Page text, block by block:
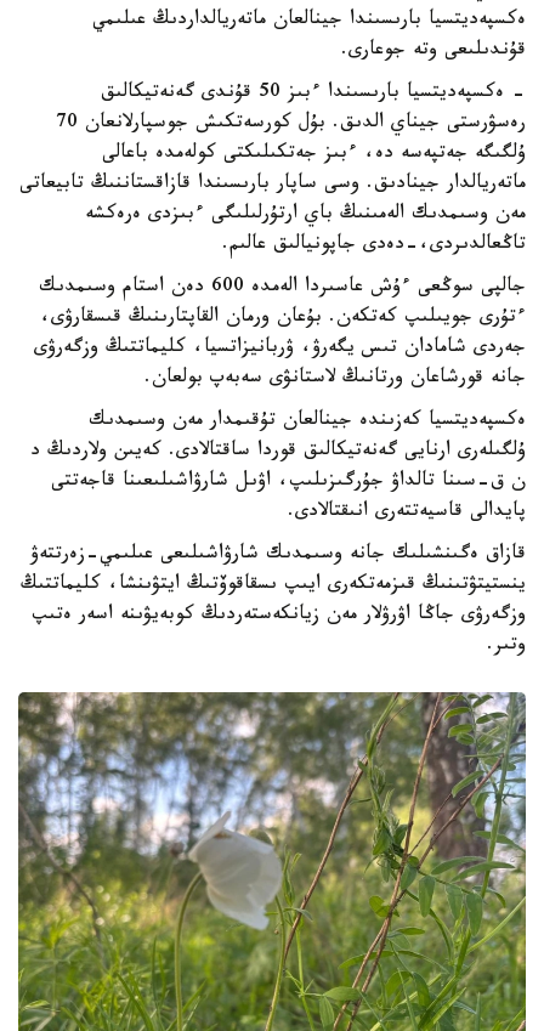
ەكسپەديتسيا بارىسىندا جينالعان ماتەريالداردىڭ عىلىمي
قۇندىلىعى وتە جوعارى.
- ەكسپەديتسيا بارىسىندا ءبىز 50 قۇندى گەنەتيكالىق
رەسۋرستى جيناي الدىق. بۇل كورسەتكىش جوسپارلانعان 70
ۇلگىگە جەتپەسە دە، ءبىز جەتكىلىكتى كولەمدە باعالى
ماتەريالدار جينادىق. وسى ساپار بارىسىندا قازاقستاننىڭ تابيعاتى
مەن وسىمدىك الەمىنىڭ باي ارتۇرلىلىگى ءبىزدى ەرەكشە
تاڭعالدىردى،-دەدى جاپونيالىق عالىم.
جالپى سوڭعى ءۇش عاسىردا الەمدە 600 دەن استام وسىمدىك
ءتۇرى جويىلىپ كەتكەن. بۇعان ورمان القاپتارىنىڭ قىسقارۋى،
جەردى شامادان تىس يگەرۋ، ۋربانيزاتسيا، كليماتتىڭ وزگەرۋى
جانە قورشاعان ورتانىڭ لاستانۋى سەبەپ بولعان.
ەكسپەديتسيا كەزىندە جينالعان تۇقىمدار مەن وسىمدىك
ۇلگىلەرى ارنايى گەنەتيكالىق قوردا ساقتالادى. كەيىن ولاردىڭ د
ن ق-سىنا تالداۋ جۇرگىزىلىپ، اۋىل شارۋاشىلىعىنا قاجەتتى
پايدالى قاسيەتتەرى انىقتالادى.
قازاق ەگىنشىلىك جانە وسىمدىك شارۋاشىلىعى عىلىمي-زەرتتەۋ
ينستيتۋتىنىڭ قىزمەتكەرى ايىپ ىسقاقوۆتىڭ ايتۋىنشا، كليماتتىڭ
وزگەرۋى جاڭا اۋرۋلار مەن زيانكەستەردىڭ كوبەيۋىنە اسەر ەتىپ
وتىر.